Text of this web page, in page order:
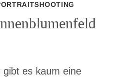
es kaum eine